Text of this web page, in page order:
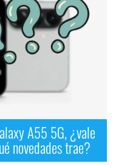
A55 5G, ¿vale
novedades trae?